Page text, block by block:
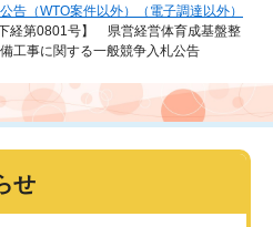
告（WTO案件以外）（電子調達以外）
下経第0801号】 県営経営体育成基盤整
事に関する一般競争入札公告
せ